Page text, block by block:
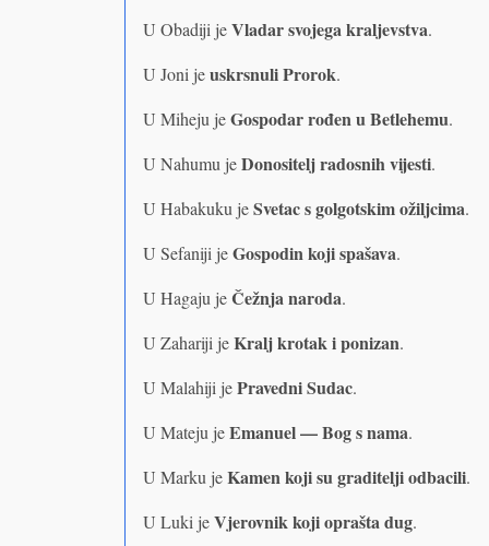
U Obadiji jeVladar svojega kraljevstva.
U Joni jeuskrsnuli Prorok.
U Miheju jeGospodar rođen u Betlehemu.
U Nahumu jeDonositelj radosnih vijesti.
U Habakuku jeSvetac s golgotskim ožiljcima.
U Sefaniji jeGospodin koji spašava.
U Hagaju jeČežnja naroda.
U Zahariji jeKralj krotak i ponizan.
U Malahiji jePravedni Sudac.
U Mateju jeEmanuel — Bog s nama.
U Marku jeKamen koji su graditelji odbacili.
U Luki jeVjerovnik koji oprašta dug.